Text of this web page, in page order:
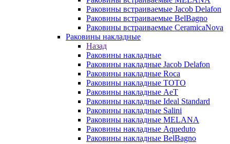
Раковины встраиваемые Jacob Delafon
Раковины встраиваемые BelBagno
Раковины встраиваемые CeramicaNova
Раковины накладные
Назад
Раковины накладные
Раковины накладные Jacob Delafon
Раковины накладные Roca
Раковины накладные TOTO
Раковины накладные AeT
Раковины накладные Ideal Standard
Раковины накладные Salini
Раковины накладные MELANA
Раковины накладные Aqueduto
Раковины накладные BelBagno